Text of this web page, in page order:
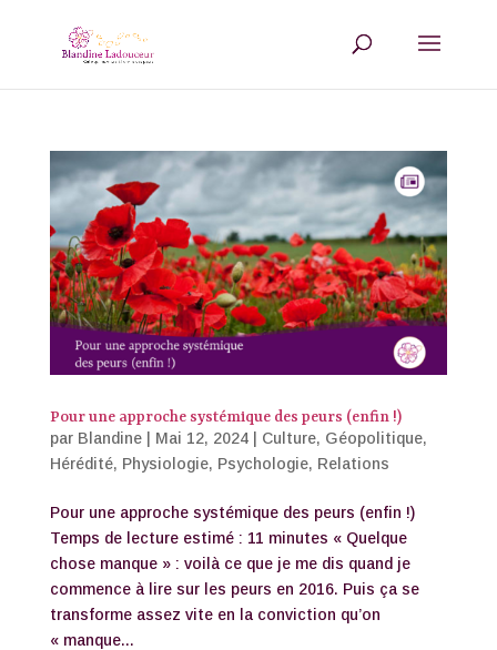
Pour une approche systémique des peurs (enfin !)
par Blandine| Mai 12, 2024| Culture, Géopolitique,
Hérédité, Physiologie, Psychologie, Relations
Pour une approche systémique des peurs (enfin !)
Temps de lecture estimé : 11 minutes « Quelque
chose manque » : voilà ce que je me dis quand je
commence à lire sur les peurs en 2016. Puis ça se
transforme assez vite en la conviction qu’on
« manque...